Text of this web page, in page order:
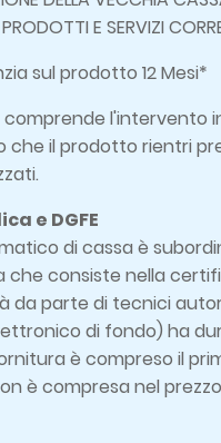
E SERVIZI
sul prodotto 12 Mesi*
comprende l'intervento
che il prodotto rientri
e DGFE
di cassa è
che consiste nella
da parte di tecnici
di fondo) ha
è compreso il
è compresa nel